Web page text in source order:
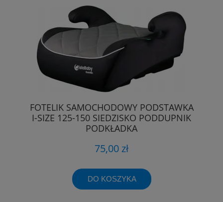
FOTELIK SAMOCHODOWY PODSTAWKA
I-SIZE 125-150 SIEDZISKO PODDUPNIK
PODKŁADKA
75,00 zł
DO KOSZYKA